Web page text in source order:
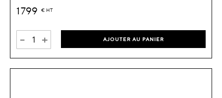
1 799 € HT
- + AJOUTER AU PANIER